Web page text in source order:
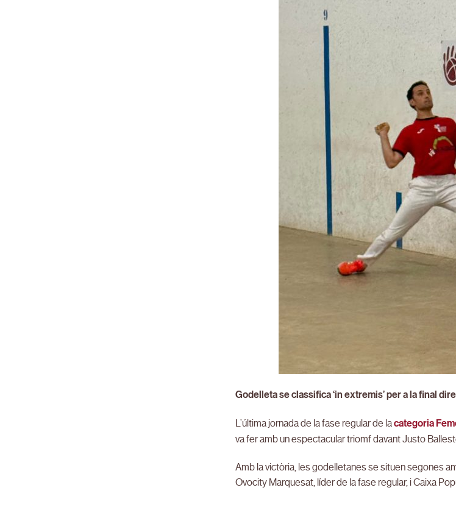
Godelleta se classifica ‘in extremis’ per a la final
L’última jornada de la fase regular de lacategoria
va fer amb un espectacular triomf davant Justo
Amb la victòria, les godelletanes se situen segones
Ovocity Marquesat, líder de la fase regular, i Caixa